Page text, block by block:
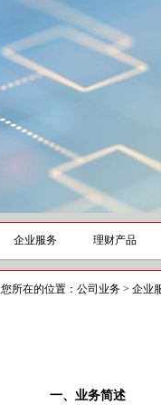
企业服务 理财产品
您所在的位置： 公司业务 > 企业
一、业务简述